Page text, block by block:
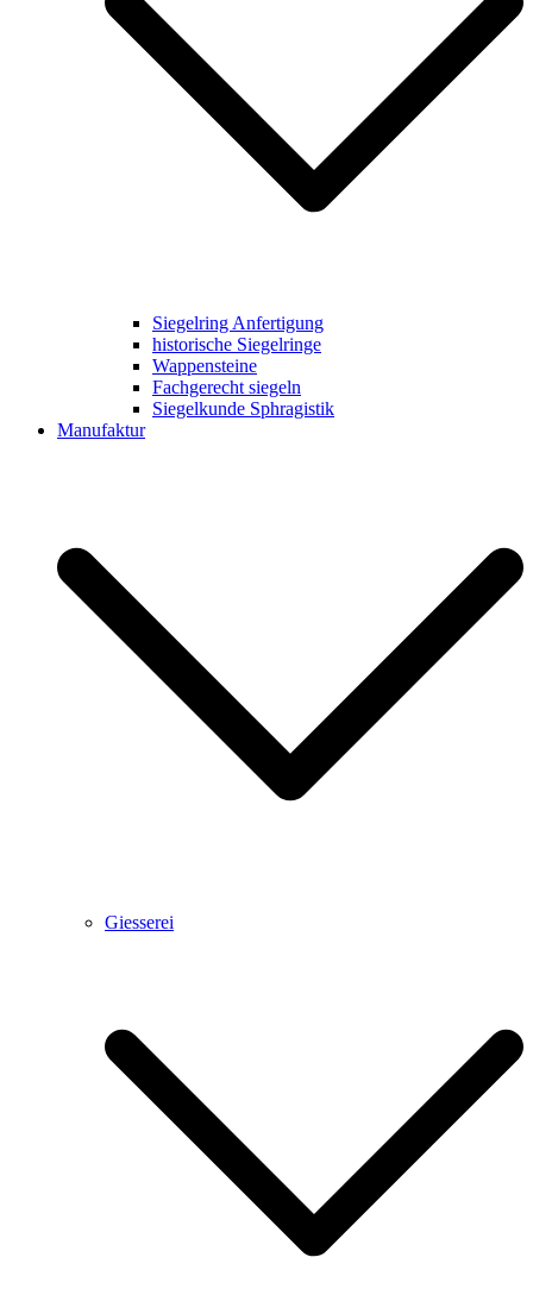
Siegelring Anfertigung
historische Siegelringe
Wappensteine
Fachgerecht siegeln
Siegelkunde Sphragistik
Manufaktur
Giesserei